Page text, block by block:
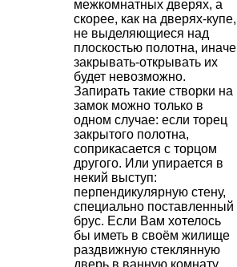
межкомнатных дверях, а
скорее, как на дверях-купе,
не выделяющиеся над
плоскостью полотна, иначе
закрывать-открывать их
будет невозможно.
Запирать такие створки на
замок можно только в
одном случае: если торец
закрытого полотна,
соприкасается с торцом
другого. Или упирается в
некий выступ:
перпендикулярную стену,
специально поставленный
брус. Если Вам хотелось
бы иметь в своём жилище
раздвижную стеклянную
дверь в ванную комнату,